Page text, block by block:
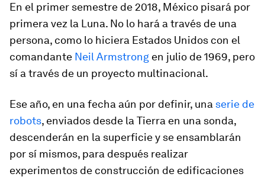
En el primer semestre de 2018, México pisará por
primera vez la Luna. No lo hará a través de una
persona, como lo hiciera Estados Unidos con el
comandante Neil Armstrong en julio de 1969, pero
sí a través de un proyecto multinacional.
Ese año, en una fecha aún por definir, una serie de
robots, enviados desde la Tierra en una sonda,
descenderán en la superficie y se ensamblarán
por sí mismos, para después realizar
experimentos de construcción de edificaciones